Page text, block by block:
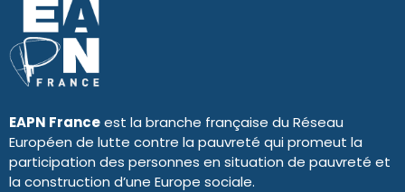
EAPN Franceest la branche française du Réseau
Européen de lutte contre la pauvreté qui promeut la
participation des personnes en situation de pauvreté et
la construction d’une Europe sociale.